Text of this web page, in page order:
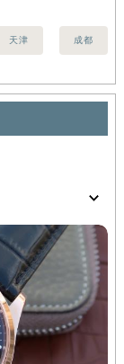
天津 成都